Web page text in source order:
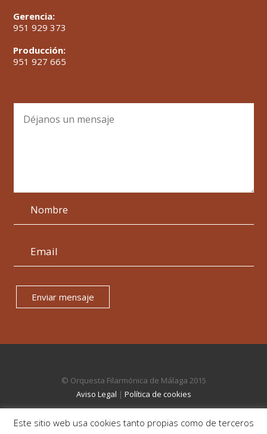
Gerencia:
951 929 373
Producción:
951 927 665
Enviar mensaje
© Orquesta Filarmónica de Málaga 2015
Aviso Legal | Política de cookies
Este sitio web usa cookies tanto propias como de terceros